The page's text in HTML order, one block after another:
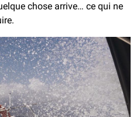
chose arrive… ce qui ne